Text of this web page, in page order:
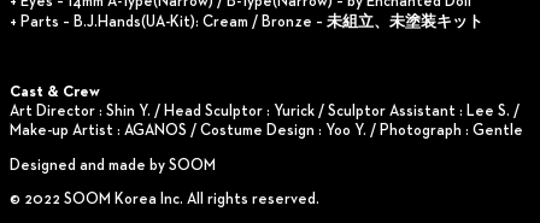
+ Parts – B.J.Hands(UA-Kit): Cream / Bronze – 未組立、未塗装キット
Cast & Crew
Art Director : Shin Y. / Head Sculptor : Yurick / Sculptor Assistant : Lee S. /
Make-up Artist : AGANOS / Costume Design : Yoo Y. / Photograph : Gentle
Designed and made by SOOM
© 2022 SOOM Korea Inc. All rights reserved.